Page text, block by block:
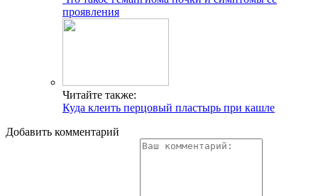
проявления
Читайте также:
Куда клеить перцовый пластырь при кашле
Добавить комментарий